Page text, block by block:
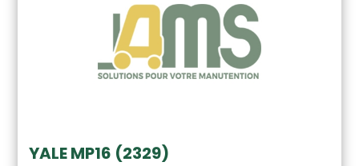
YALE MP16 (2329)